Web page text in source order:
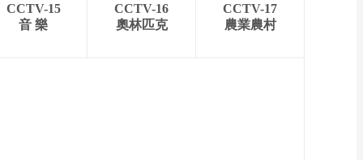
CCTV-15
音 樂
CCTV-16
奧林匹克
CCTV-17
農業農村